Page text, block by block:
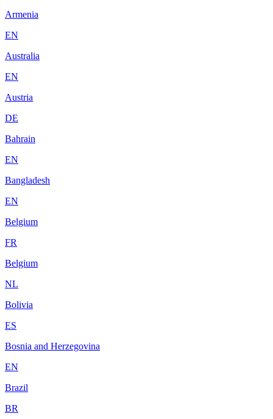
Armenia
EN
Australia
EN
Austria
DE
Bahrain
EN
Bangladesh
EN
Belgium
FR
Belgium
NL
Bolivia
ES
Bosnia and Herzegovina
EN
Brazil
BR